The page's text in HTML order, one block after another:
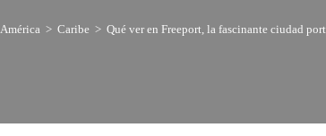
América > Caribe > Qué ver en Freeport, la fascinante ciudad